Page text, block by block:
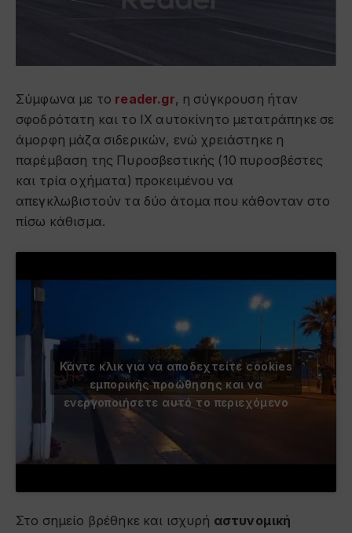
Σύμφωνα με το reader.gr, η σύγκρουση ήταν
σφοδρότατη και το ΙΧ αυτοκίνητο μετατράπηκε σε
άμορφη μάζα σιδερικών, ενώ χρειάστηκε η
παρέμβαση της Πυροσβεστικής (10 πυροσβέστες
και τρία οχήματα) προκειμένου να
απεγκλωβιστούν τα δύο άτομα που κάθονταν στο
πίσω κάθισμα.
Κάντε κλικ για να αποδεχτείτε cookies
εμπορικής προώθησης και να
ενεργοποιήσετε αυτό το περιεχόμενο
Στο σημείο βρέθηκε και ισχυρή αστυνομική